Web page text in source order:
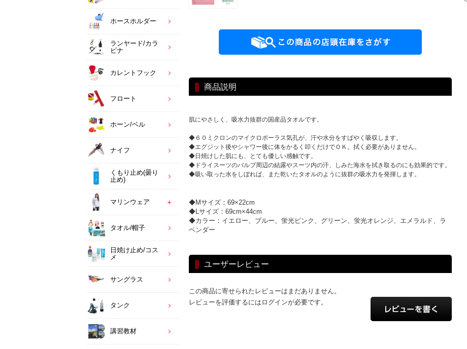
商品説明
肌にやさしく、吸水力抜群の国産品タオルです。
◆６０ミクロンのマイクロポーラス気孔が、汗や水分をすばやく吸収します。
◆エグジット後やシャワー後に体をかるく叩くだけでＯＫ。拭く必要がありません。
◆日焼けした肌にも、とても優しい感触です。
◆ドライスーツのバルブ周辺の結露やスーツ内の汗、しみた海水を拭き取るのにも効果的です。
◆吸い取った水をしぼれば、また乾いたタオルのように抜群の吸水力を発揮します。
◆Mサイズ：69×22cm
◆Lサイズ：69cm×44cm
◆カラー：イエロー、ブルー、蛍光ピンク、グリーン、蛍光オレンジ、エメラルド、ラ
ベンダー
ユーザーレビュー
この商品に寄せられたレビューはまだありません。
レビューを評価するにはログインが必要です。
ホースホルダー
ランヤード/カラ
ビナ
カレントフック
フロート
ホーン/ベル
ナイフ
くもり止め(曇り
止め)
マリンウェア
タオル/帽子
日焼け止め/コス
メ
サングラス
タンク
講習教材